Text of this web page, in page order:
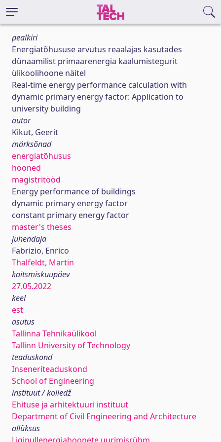
pealkiri
Energiatõhususe arvutus reaalajas kasutades
dünaamilist primaarenergia kaalumistegurit
ülikoolihoone näitel
Real-time energy performance calculation with
dynamic primary energy factor: Application to
university building
autor
Kikut, Geerit
märksõnad
energiatõhusus
hooned
magistritööd
Energy performance of buildings
dynamic primary energy factor
constant primary energy factor
master's theses
juhendaja
Fabrizio, Enrico
Thalfeldt, Martin
kaitsmiskuupäev
27.05.2022
keel
est
asutus
Tallinna Tehnikaülikool
Tallinn University of Technology
teaduskond
Inseneriteaduskond
School of Engineering
instituut / kolledž
Ehituse ja arhitektuuri instituut
Department of Civil Engineering and Architecture
allüksus